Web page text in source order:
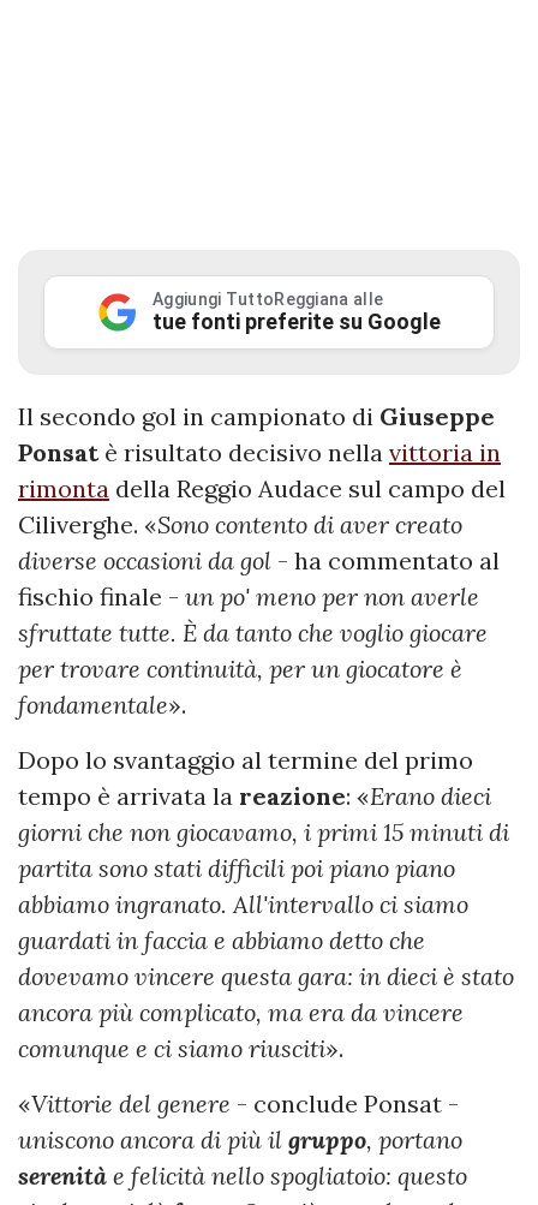
Aggiungi TuttoReggiana alle
tue fonti preferite su Google
Il secondo gol in campionato di Giuseppe
Ponsatè risultato decisivo nella vittoria in
rimonta della Reggio Audace sul campo del
Ciliverghe. «Sono contento di aver creato
diverse occasioni da gol - ha commentato al
fischio finale - un po' meno per non averle
sfruttate tutte. È da tanto che voglio giocare
per trovare continuità, per un giocatore è
fondamentale».
Dopo lo svantaggio al termine del primo
tempo è arrivata la reazione: «Erano dieci
giorni che non giocavamo, i primi 15 minuti di
partita sono stati difficili poi piano piano
abbiamo ingranato. All'intervallo ci siamo
guardati in faccia e abbiamo detto che
dovevamo vincere questa gara: in dieci è stato
ancora più complicato, ma era da vincere
comunque e ci siamo riusciti».
«Vittorie del genere - conclude Ponsat -
uniscono ancora di più il gruppo, portano
serenità e felicità nello spogliatoio: questo